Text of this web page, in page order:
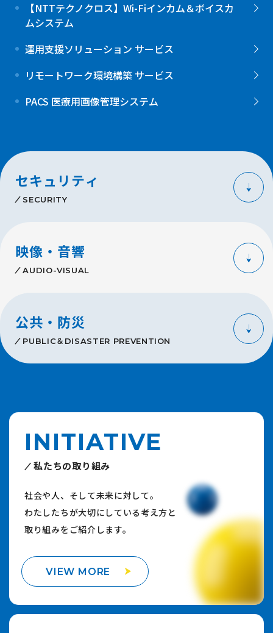
【NTTテクノクロス】Wi-Fiインカム＆ボイスカ
ムシステム
運用支援ソリューション サービス
リモートワーク環境構築 サービス
PACS 医療用画像管理システム
セキュリティ
SECURITY
映像・音響
AUDIO-VISUAL
公共・防災
PUBLIC＆DISASTER PREVENTION
INITIATIVE
私たちの取り組み
社会や人、そして未来に対して。
わたしたちが大切にしている考え方と
取り組みをご紹介します。
VIEW MORE